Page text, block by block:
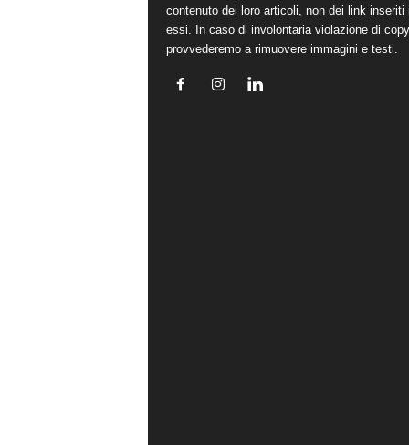
contenuto dei loro articoli, non dei link inseriti
essi. In caso di involontaria violazione di
provvederemo a rimuovere immagini e testi.